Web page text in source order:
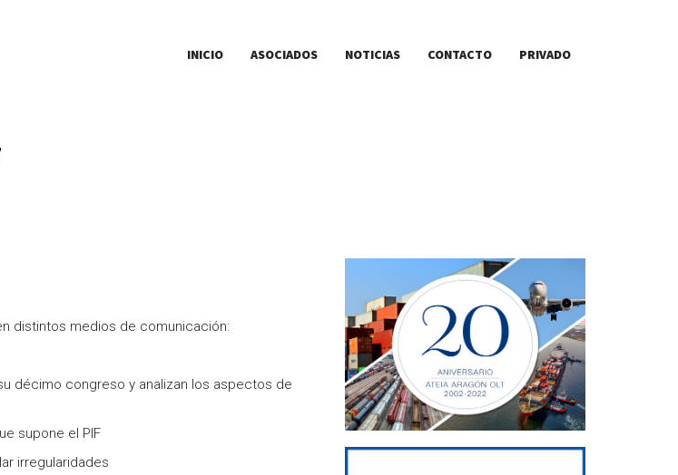
INICIO ASOCIADOS NOTICIAS CONTACTO PRIVADO
distintos medios de comunicación:
décimo congreso y analizan los aspectos de
supone el PIF
irregularidades